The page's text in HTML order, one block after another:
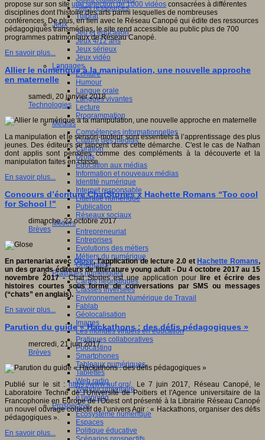
Sites ressources
Tutorat
Jeux
Jeu et éducation
Jeux 4/12 ans
Jeux sérieux
Jeux vidéo
Langages
Ecriture
Humour
Langue orale
Langues vivantes
Lecture
Programmation
Médias
Compétences informationnelles
Culture des médias
Curation
Droits
Education aux médias
Information et nouveaux médias
Identité numérique
Internet responsable
Littératie numérique
Publication
Réseaux sociaux
Métiers
Entrepreneuriat
Entreprises
Evolutions des métiers
Métiers du numérique
Orientation
Pratiques numériques
Cartes heuristiques
Classes inversées
Environnement Numérique de Travail
Fablab
Géolocalisation
Images
Les mondes virtuels en éducation
Pratiques collaboratives
Podcasting
Smartphones
Tableaux numériques
Tablettes
Web radio
Webdocumentaire
eTwinning
Prospective
Ecosystème numérique
Espaces
Politique éducative
propose sur son site une sélection de 1000 vidéos consacrées à différentes
disciplines dont l'histoire des arts parmi lesquelles de nombreuses
conférences. De plus, en lien avec le Réseau Canopé qui édite des ressources
pédagogiques transmédias, le site rend accessible au public plus de 700
programmes patrimoniaux de Réseau Canopé.
En savoir plus...
Allier le numérique à la manipulation, une nouvelle approche
en maternelle
samedi, 20 janvier 2018
Technologies
La manipulation et le sensori-moteur sont essentiels à l’apprentissage des plus
jeunes. Des éditeurs se lancent dans cette démarche. C'est le cas de Nathan
dont applis sont pensées comme des compléments à la découverte et la
manipulation faites en classe.
En savoir plus...
Concours d’écriture ChatStories x Hachette Romans “Too cool
for School !"
dimanche, 22 octobre 2017
Brèves
En partenariat avecGlose, l’application de lecture 2.0 et Hachette Romans,
un des grands éditeurs de littérature young adult - Du 4 octobre 2017 au 15
novembre 2017 -Chat Stories est une application pour
lire et écrire des
histoires courtes sous forme de conversations par SMS ou messages
(“chats” en anglais).
En savoir plus...
Parution du guide « Hackathons : des défis pédagogiques »
mercredi, 21 juin 2017
Brèves
Publié sur le sit :https://www.auf.org/.
Le 7 juin 2017, Réseau Canopé, le
Laboratoire Techné de l'Université de Poitiers et l'Agence universitaire de la
Francophonie en Europe de l'Ouest ont présenté à la Librairie Réseau Canopé
un nouvel ouvrage collectif de l’univers Agir : « Hackathons, organiser des défis
pédagogiques ».
En savoir plus...